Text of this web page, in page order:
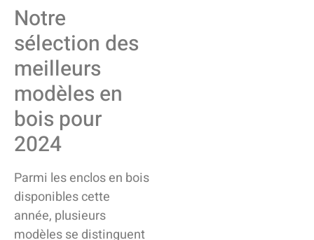
Notre
sélection des
meilleurs
modèles en
bois pour
2024
Parmi les enclos en bois
disponibles cette
année, plusieurs
modèles se distinguent